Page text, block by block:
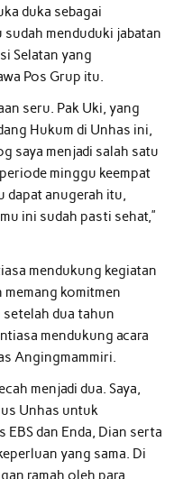
duka sebagai
menduduki jabatan
Selatan yang
Pos Grup itu.
seru. Pak Uki, yang
Hukum di Unhas ini,
saya menjadi salah satu
minggu keempat
dapat anugerah itu,
ini sudah pasti sehat,”
mendukung kegiatan
komitmen
dua tahun
mendukung acara
Angingmammiri.
menjadi dua. Saya,
Unhas untuk
dan Enda, Dian serta
yang sama. Di
ramah oleh para